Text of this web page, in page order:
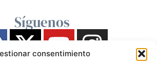
consentimiento
Síguenos